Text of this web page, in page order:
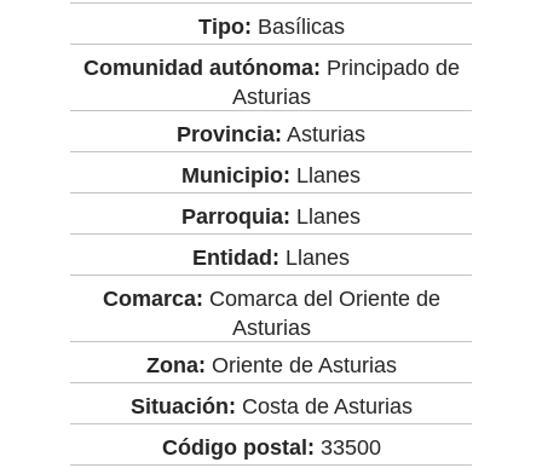
Tipo: Basílicas
Comunidad autónoma: Principado de
Asturias
Provincia: Asturias
Municipio: Llanes
Parroquia: Llanes
Entidad: Llanes
Comarca: Comarca del Oriente de
Asturias
Zona: Oriente de Asturias
Situación: Costa de Asturias
Código postal: 33500